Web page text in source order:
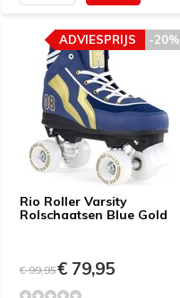
Rio Roller Varsity
Rolschaatsen Blue Gold
-20%
ADVIESPRIJS
€ 99,95€ 79,95